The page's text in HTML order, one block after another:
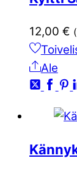
12,00 €
Ale